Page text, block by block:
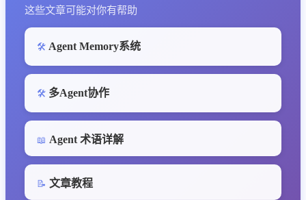
这些文章可能对你有帮助
🛠️ Agent Memory系统
🛠️ 多Agent协作
📖 Agent 术语详解
📝 文章教程